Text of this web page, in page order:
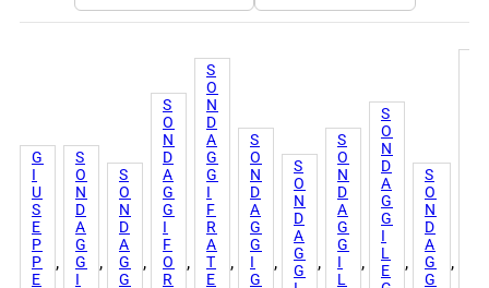
G
I
U
S
E
P
P
E
,
S
O
N
D
A
G
G
I
,
S
O
N
D
A
G
G
,
S
O
N
D
A
G
G
I
F
O
R
,
S
O
N
D
A
G
G
I
F
R
A
T
E
,
S
O
N
D
A
G
G
I
G
,
S
O
N
D
A
G
G
,
S
O
N
D
A
G
G
I
L
,
S
O
N
D
A
G
G
I
L
E
,
S
O
N
D
A
G
G
,